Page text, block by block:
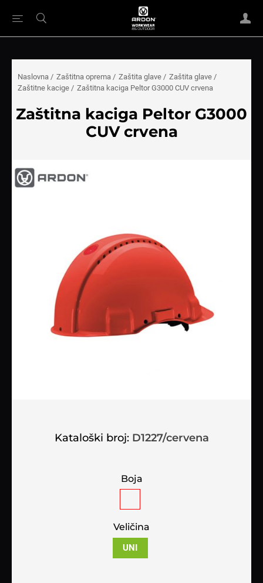
Naslovna / Zaštitna oprema / Zaštita glave / Zaštita glave /
Zaštitne kacige / Zaštitna kaciga Peltor G3000 CUV crvena
Zaštitna kaciga Peltor G3000
CUV crvena
Kataloški broj: D1227/cervena
Boja
Veličina
UNI